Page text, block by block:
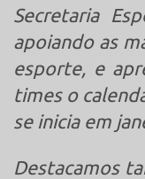
Secretaria
apoiando as
esporte, e
times o
se inicia em
Destacamos